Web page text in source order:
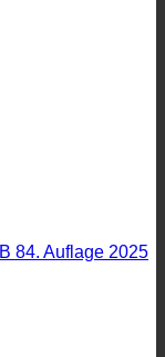
84. Auflage 2025